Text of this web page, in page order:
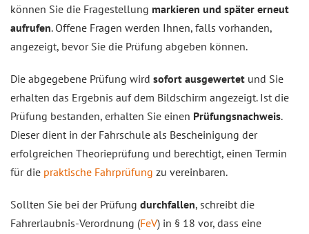
können Sie die Fragestellung markieren und später erneut
aufrufen. Offene Fragen werden Ihnen, falls vorhanden,
angezeigt, bevor Sie die Prüfung abgeben können.
Die abgegebene Prüfung wird sofort ausgewertet und Sie
erhalten das Ergebnis auf dem Bildschirm angezeigt. Ist die
Prüfung bestanden, erhalten Sie einen Prüfungsnachweis.
Dieser dient in der Fahrschule als Bescheinigung der
erfolgreichen Theorieprüfung und berechtigt, einen Termin
für die praktische Fahrprüfung zu vereinbaren.
Sollten Sie bei der Prüfung durchfallen, schreibt die
Fahrerlaubnis-Verordnung (FeV) in § 18 vor, dass eine